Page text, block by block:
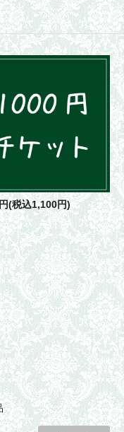
(税込1,100円)